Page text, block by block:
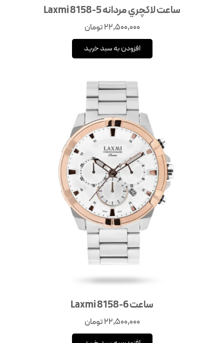
ساعت لاكچري مردانه Laxmi 8158-5
22,500,000تومان
افزودن به سبد خرید
ساعت Laxmi 8158-6
22,500,000تومان